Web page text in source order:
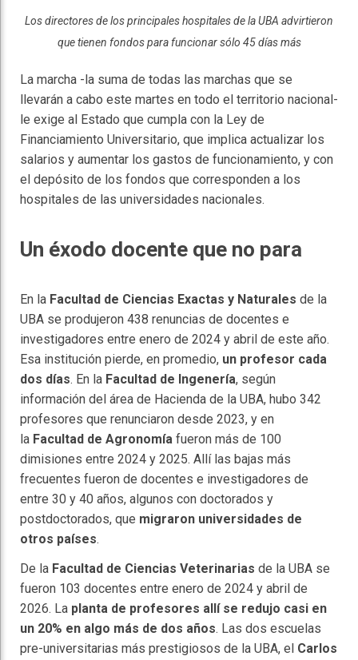
Los directores de los principales hospitales de la UBA advirtieron
que tienen fondos para funcionar sólo 45 días más
La marcha -la suma de todas las marchas que se
llevarán a cabo este martes en todo el territorio nacional-
le exige al Estado que cumpla con la Ley de
Financiamiento Universitario, que implica actualizar los
salarios y aumentar los gastos de funcionamiento, y con
el depósito de los fondos que corresponden a los
hospitales de las universidades nacionales.
Un éxodo docente que no para
En la Facultad de Ciencias Exactas y Naturales de la
UBA se produjeron 438 renuncias de docentes e
investigadores entre enero de 2024 y abril de este año.
Esa institución pierde, en promedio, un profesor cada
dos días. En la Facultad de Ingenería, según
información del área de Hacienda de la UBA, hubo 342
profesores que renunciaron desde 2023, y en
la Facultad de Agronomía fueron más de 100
dimisiones entre 2024 y 2025. Allí las bajas más
frecuentes fueron de docentes e investigadores de
entre 30 y 40 años, algunos con doctorados y
postdoctorados, que migraron universidades de
otros países.
De la Facultad de Ciencias Veterinarias de la UBA se
fueron 103 docentes entre enero de 2024 y abril de
2026. La planta de profesores allí se redujo casi en
un 20% en algo más de dos años. Las dos escuelas
pre-universitarias más prestigiosos de la UBA, el Carlos